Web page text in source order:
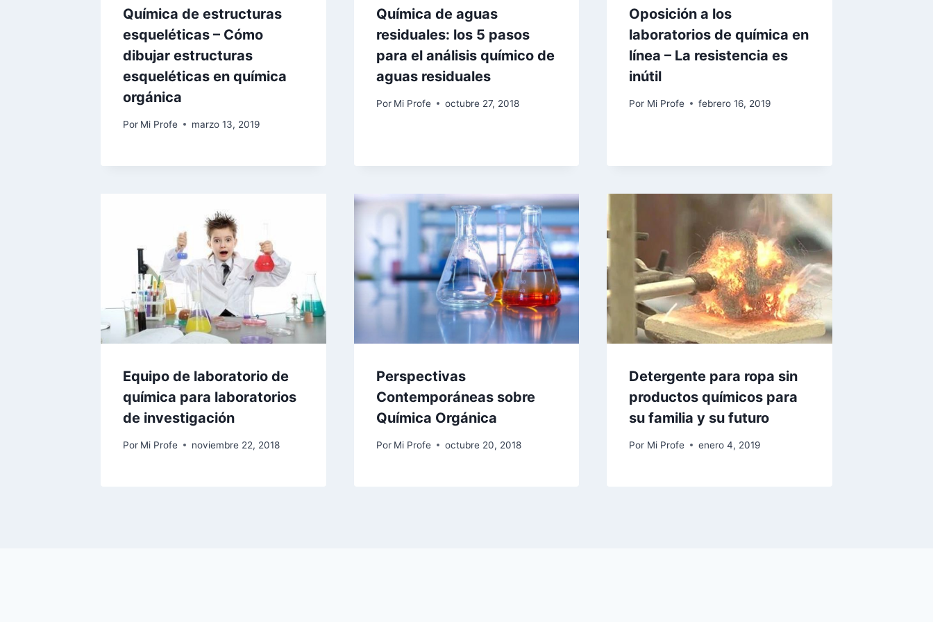
Química de estructuras
esqueléticas – Cómo
dibujar estructuras
esqueléticas en química
orgánica
Por Mi Profe marzo 13, 2019
Química de aguas
residuales: los 5 pasos
para el análisis químico de
aguas residuales
Por Mi Profe octubre 27, 2018
Oposición a los
laboratorios de química en
línea – La resistencia es
inútil
Por Mi Profe febrero 16, 2019
Equipo de laboratorio de
química para laboratorios
de investigación
Por Mi Profe noviembre 22, 2018
Perspectivas
Contemporáneas sobre
Química Orgánica
Por Mi Profe octubre 20, 2018
Detergente para ropa sin
productos químicos para
su familia y su futuro
Por Mi Profe enero 4, 2019